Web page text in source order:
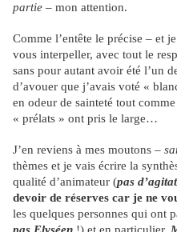
partie – mon attention.
Comme l’entête le précise – et
vous interpeller, avec tout le
sans pour autant avoir été l’un
d’avouer que j’avais voté «
en odeur de sainteté tout
« prélats » ont pris le large…
J’en reviens à mes moutons –
thèmes et je vais écrire la
qualité d’animateur (pas
devoir de réserves car je ne
les quelques personnes qui ont